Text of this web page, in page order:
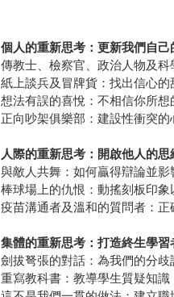
人的重新思考：更新我們自己
教士、檢察官、政治人物及科
上談兵及冒牌貨：找出信心的
法有誤的喜悅：不相信你所想
向吵架俱樂部：建設性衝突的
際的重新思考：開啟他人的思
敵人共舞：如何贏得辯論並影
球場上的仇恨：動搖刻板印象
苗溝通者及溫和的質問者：正
體的重新思考：打造終生學習
拔弩張的對話：為我們的分歧
寫教科書：教導學生質疑知識